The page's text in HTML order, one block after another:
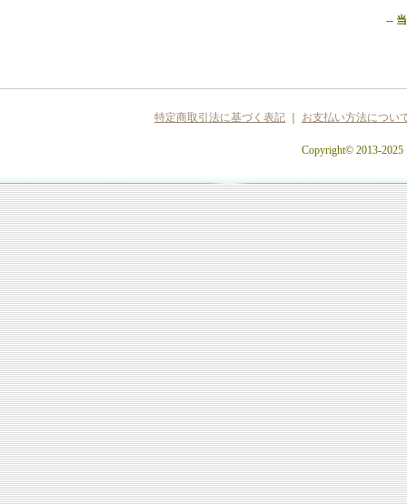
--
特定商取引法に基づく表記 お支払い方法につい
Copyright© 2013-